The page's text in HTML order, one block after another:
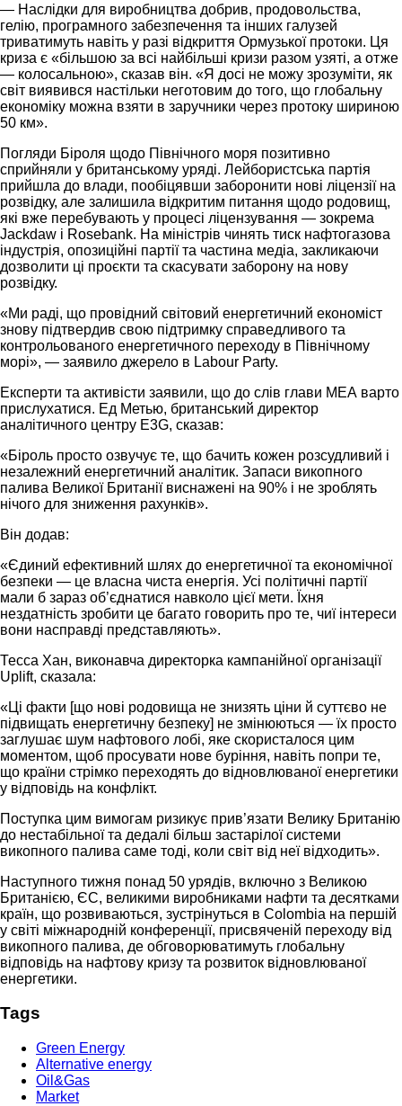
— Наслідки для виробництва добрив, продовольства,
гелію, програмного забезпечення та інших галузей
триватимуть навіть у разі відкриття Ормузької протоки. Ця
криза є «більшою за всі найбільші кризи разом узяті, а отже
— колосальною», сказав він. «Я досі не можу зрозуміти, як
світ виявився настільки неготовим до того, що глобальну
економіку можна взяти в заручники через протоку шириною
50 км».
Погляди Біроля щодо Північного моря позитивно
сприйняли у британському уряді. Лейбористська партія
прийшла до влади, пообіцявши заборонити нові ліцензії на
розвідку, але залишила відкритим питання щодо родовищ,
які вже перебувають у процесі ліцензування — зокрема
Jackdaw і Rosebank. На міністрів чинять тиск нафтогазова
індустрія, опозиційні партії та частина медіа, закликаючи
дозволити ці проєкти та скасувати заборону на нову
розвідку.
«Ми раді, що провідний світовий енергетичний економіст
знову підтвердив свою підтримку справедливого та
контрольованого енергетичного переходу в Північному
морі», — заявило джерело в Labour Party.
Експерти та активісти заявили, що до слів глави МЕА варто
прислухатися. Ед Метью, британський директор
аналітичного центру E3G, сказав:
«Біроль просто озвучує те, що бачить кожен розсудливий і
незалежний енергетичний аналітик. Запаси викопного
палива Великої Британії виснажені на 90% і не зроблять
нічого для зниження рахунків».
Він додав:
«Єдиний ефективний шлях до енергетичної та економічної
безпеки — це власна чиста енергія. Усі політичні партії
мали б зараз об’єднатися навколо цієї мети. Їхня
нездатність зробити це багато говорить про те, чиї інтереси
вони насправді представляють».
Тесса Хан, виконавча директорка кампанійної організації
Uplift, сказала:
«Ці факти [що нові родовища не знизять ціни й суттєво не
підвищать енергетичну безпеку] не змінюються — їх просто
заглушає шум нафтового лобі, яке скористалося цим
моментом, щоб просувати нове буріння, навіть попри те,
що країни стрімко переходять до відновлюваної енергетики
у відповідь на конфлікт.
Поступка цим вимогам ризикує прив’язати Велику Британію
до нестабільної та дедалі більш застарілої системи
викопного палива саме тоді, коли світ від неї відходить».
Наступного тижня понад 50 урядів, включно з Великою
Британією, ЄС, великими виробниками нафти та десятками
країн, що розвиваються, зустрінуться в Colombia на першій
у світі міжнародній конференції, присвяченій переходу від
викопного палива, де обговорюватимуть глобальну
відповідь на нафтову кризу та розвиток відновлюваної
енергетики.
Tags
Green Energy
Alternative energy
Oil&Gas
Market